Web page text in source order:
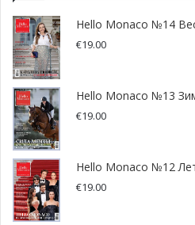
Hello Monaco №14
€19.00
Hello Monaco №13
€19.00
Hello Monaco №12
€19.00